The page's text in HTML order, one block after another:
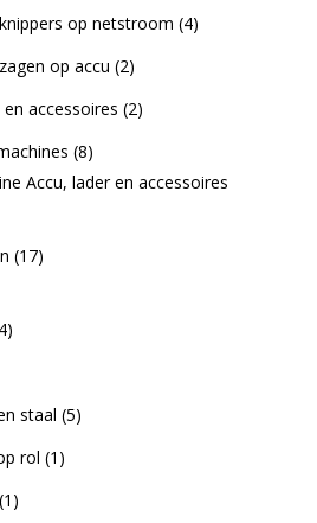
op netstroom (4)
op accu (2)
accessoires (2)
(8)
Accu, lader en accessoires
(17)
staal (5)
rol (1)
(1)